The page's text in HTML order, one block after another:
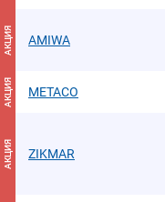
АКЦИЯ AMIWA
АКЦИЯ METACO
АКЦИЯ ZIKMAR